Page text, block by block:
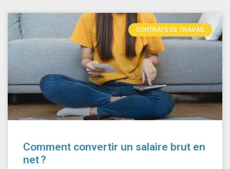
CONTRATS DE TRAVAIL
Comment convertir un salaire brut en
net ?